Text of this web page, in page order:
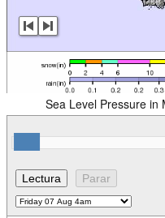
Sea Level Pressure in